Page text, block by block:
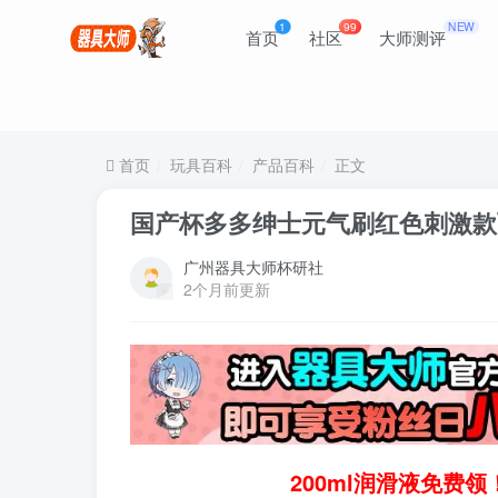
首页1 社区99 大师测评NEW
首页 玩具百科 产品百科 正文
国产杯多多绅士元气刷红色刺激
广州器具大师杯研社
2个月前更新
200ml润滑液免费领